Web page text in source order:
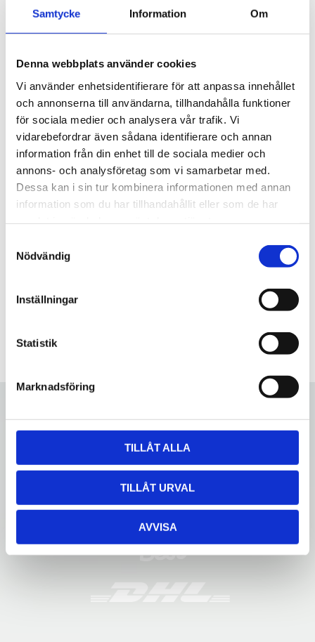
Samtycke Information Om
Denna webbplats använder cookies
Vi använder enhetsidentifierare för att anpassa innehållet
och annonserna till användarna, tillhandahålla funktioner
för sociala medier och analysera vår trafik. Vi
vidarebefordrar även sådana identifierare och annan
information från din enhet till de sociala medier och
annons- och analysföretag som vi samarbetar med.
Dessa kan i sin tur kombinera informationen med annan
information som du har tillhandahållit eller som de har
Nödvändig
Inställningar
Statistik
Marknadsföring
TILLÅT ALLA
TILLÅT URVAL
AVVISA
körning och enkel
5 705kr